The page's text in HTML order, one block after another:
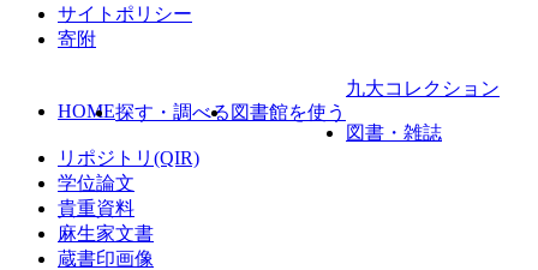
サイトポリシー
寄附
HOME探す・調べる 図書館を使う
九大コレクション
図書・雑誌
リポジトリ(QIR)
学位論文
貴重資料
麻生家文書
蔵書印画像